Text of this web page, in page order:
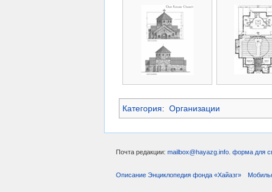
Категория: Организации
Почта редакции: mailbox@hayazg.info форма для
Описание Энциклопедия фонда «Хайазг»